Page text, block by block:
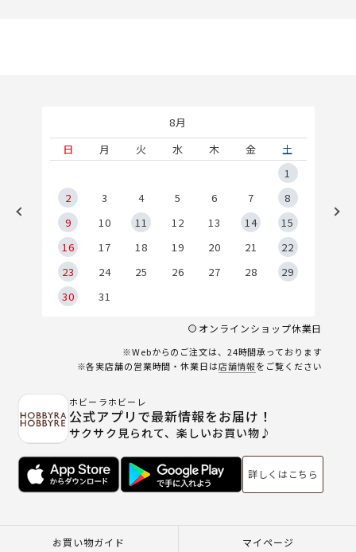
8月
日
月 火 水 木 金
土
1
2
3 4 5 6 7
8
9
10 11 12 13 14
15
16
17 18 19 20 21
22
23
24 25 26 27 28
29
30
31
オンラインショップ休業日
※Webからのご注文は、24時間承っております
※各実店舗の営業時間・休業日は店舗情報をご覧ください
ホビーラホビーレ
公式アプリで最新情報をお届け！
サクサク見られて、楽しいお買い物♪
詳しくはこちら
お買い物ガイド マイページ